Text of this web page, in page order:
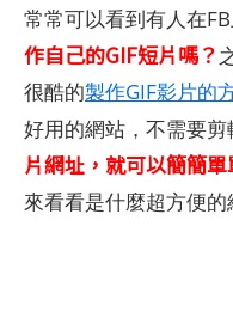
常常可以看到有人在
作自己的GIF短片嗎？
很酷的製作GIF影片的
好用的網站，不需要剪
片網址，就可以簡簡
來看看是什麼超方便的